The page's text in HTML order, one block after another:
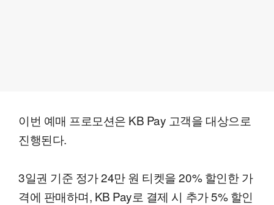
이번 예매 프로모션은 KB Pay 고객을 대상으로
진행된다.
3일권 기준 정가 24만 원 티켓을 20% 할인한 가
격에 판매하며, KB Pay로 결제 시 추가 5% 할인